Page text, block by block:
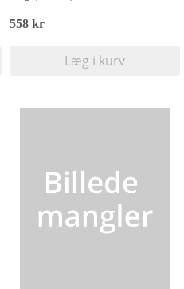
558 kr
Læg i kurv